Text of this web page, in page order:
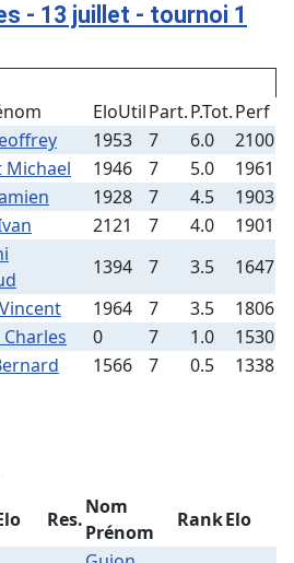
- 13 juillet - tournoi 1
EloUtilPart.P.Tot.Perf
1953 7 6.0
2100
Michael 1946 7 5.0
1961
1928 7 4.5
1903
2121 7 4.0
1901
1394 7 3.5
1647
1964 7 3.5
1806
0 7 1.0
1530
1566 7 0.5
1338
Res.
Nom
Prénom
RankElo